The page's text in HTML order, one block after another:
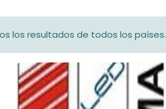
los resultados de todos los países.